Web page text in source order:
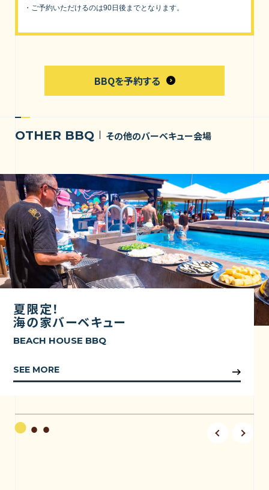
・ご予約いただけるのは90日後までとなります。
BBQを予約する
OTHER BBQ その他のバーベキュー会場
夏限定！
海の家バーベキュー
BEACH HOUSE BBQ
SEE MORE